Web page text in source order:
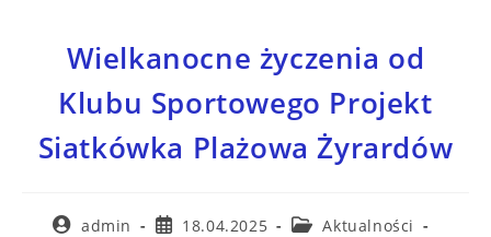
Wielkanocne życzenia od
Klubu Sportowego Projekt
Siatkówka Plażowa Żyrardów
admin 18.04.2025
Aktualności